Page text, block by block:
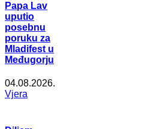
Papa Lav
uputio
posebnu
poruku za
Mladifest u
Međugorju
04.08.2026.
Vjera